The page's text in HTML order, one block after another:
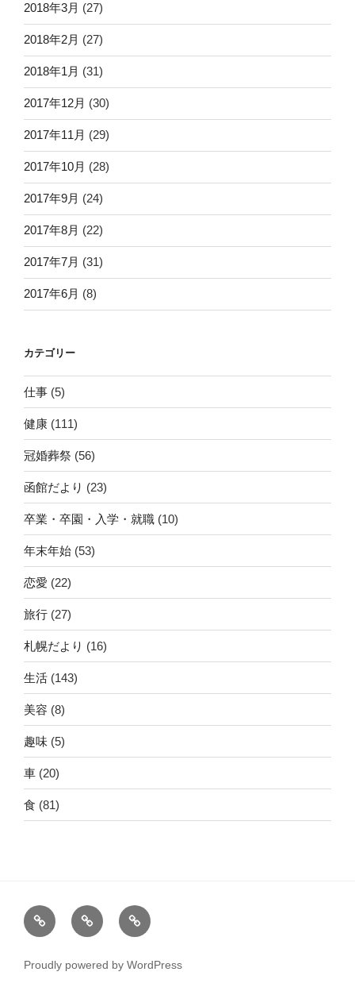
2018年3月 (27)
2018年2月 (27)
2018年1月 (31)
2017年12月 (30)
2017年11月 (29)
2017年10月 (28)
2017年9月 (24)
2017年8月 (22)
2017年7月 (31)
2017年6月 (8)
カテゴリー
仕事 (5)
健康 (111)
冠婚葬祭 (56)
函館だより (23)
卒業・卒園・入学・就職 (10)
年末年始 (53)
恋愛 (22)
旅行 (27)
札幌だより (16)
生活 (143)
美容 (8)
趣味 (5)
車 (20)
食 (81)
ホ
ー
運
営
こ
の
Proudly powered by WordPress